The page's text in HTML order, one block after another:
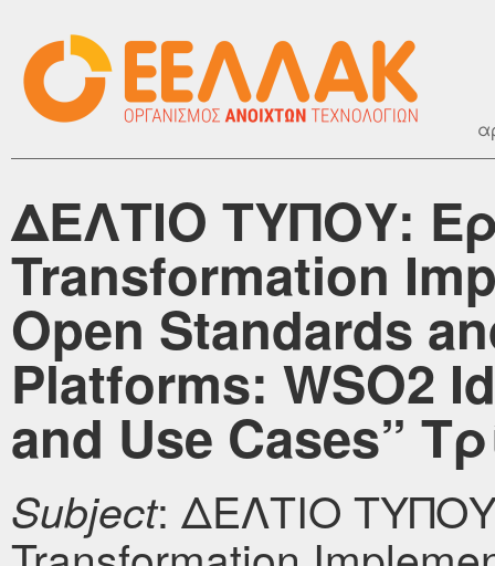
ΔΕΛΤΙΟ ΤΥΠΟΥ:
Transformation
Open Standards
Platforms: WSO2
and Use Cases”
Subject: ΔΕΛΤΙΟ